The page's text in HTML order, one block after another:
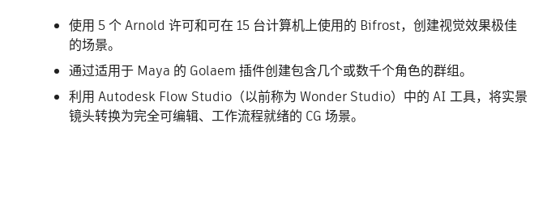
使用 5 个 Arnold 许可和可在 15 台计算机上使用的 Bifrost，创建视觉效果极佳
的场景。
通过适用于 Maya 的 Golaem 插件创建包含几个或数千个角色的群组。
利用 Autodesk Flow Studio（以前称为 Wonder Studio）中的 AI 工具，将实景
镜头转换为完全可编辑、工作流程就绪的 CG 场景。